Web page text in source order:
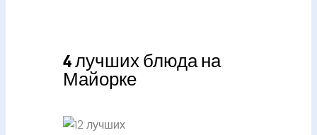
4 лучших блюда на
Майорке